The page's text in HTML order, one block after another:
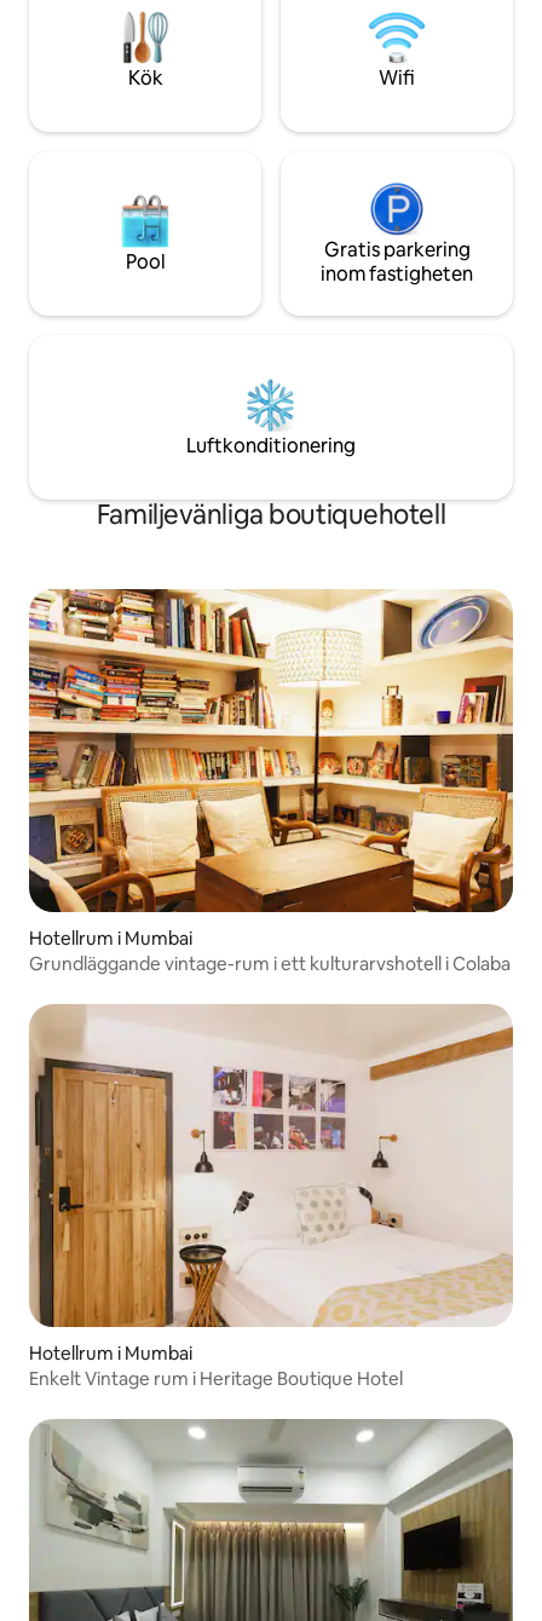
utrustad med höghastighets-Wi-Fi,
vilket passar perfekt för dem som
behöver vara uppkopplade för arbete
eller möten.Kök Wifi
Pool
Gratis parkering
inom fastigheten
Luftkonditionering
Familjevänliga boutiquehotell
Hotellrum i Mumbai
Grundläggande vintage-rum i ett kulturarvshotell i Colaba
Hotellrum i Mumbai
Enkelt Vintage rum i Heritage Boutique Hotel